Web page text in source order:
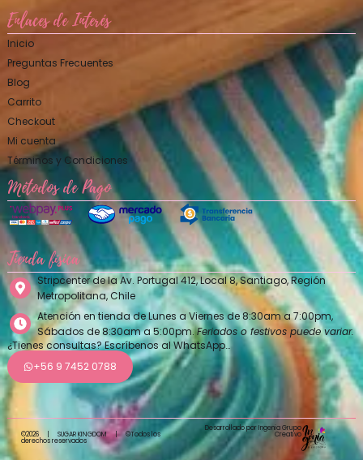
Enlaces de Interés
Inicio
Preguntas Frecuentes
Blog
Carrito
Checkout
Mi cuenta
Términos y Condiciones
Métodos de Pago
Tienda física
Stripcenter de la Av. Portugal 412, Local 8, Santiago, Región
Metropolitana, Chile
Atención en tienda de Lunes a Viernes de 8:30am a 7:00pm,
Sábados de 8:30am a 5:00pm.Feriados o festivos puede variar.
¿Tienes consultas? Escríbenos al WhatsApp…
+56 9 7452 0788
©2026 SUGAR KINGDOM | ©Todos los
derechos reservados
Desarrollado por Ingenia Grupo
Creativo